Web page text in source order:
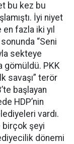
bu kez bu
İyi niyet
fazla iki yıl
“Seni
sekteye
gömüldü. PKK
savaşı” terör
başlayan
HDP’nin
vardı.
birçok şeyi
dönemi